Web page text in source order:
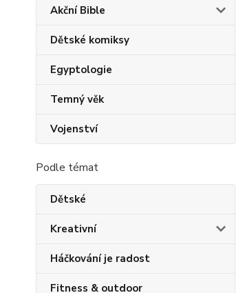
Akční Bible
Dětské komiksy
Egyptologie
Temný věk
Vojenství
Podle témat
Dětské
Kreativní
Háčkování je radost
Fitness & outdoor